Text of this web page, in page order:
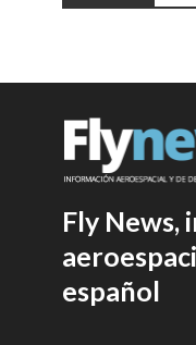
Fly News,
español